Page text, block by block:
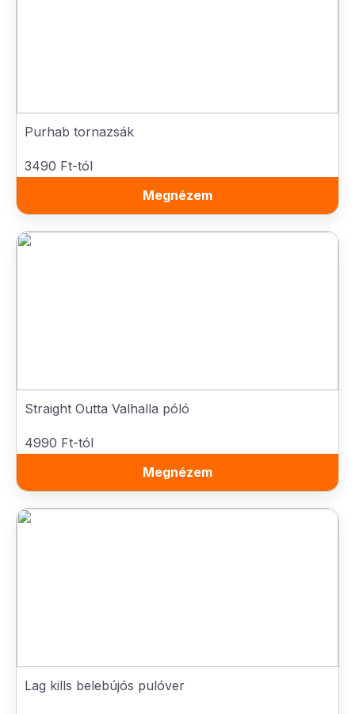
Purhab tornazsák
3490 Ft-tól
Megnézem
Straight Outta Valhalla póló
4990 Ft-tól
Megnézem
Lag kills belebújós pulóver